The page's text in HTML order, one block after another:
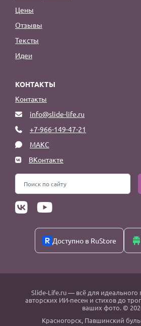
Цены
Отзывы
Тексты
Идеи
КОНТАКТЫ
Контакты
info@slide-life.ru
+7-966-149-47-21
МАКС
ВКонтакте
Доступно в RuStore
Slide-Life.ru— всё для идеального
авторских ИИ-песен и стихов до
ваших фото. ©
Красногорск, Павшинский